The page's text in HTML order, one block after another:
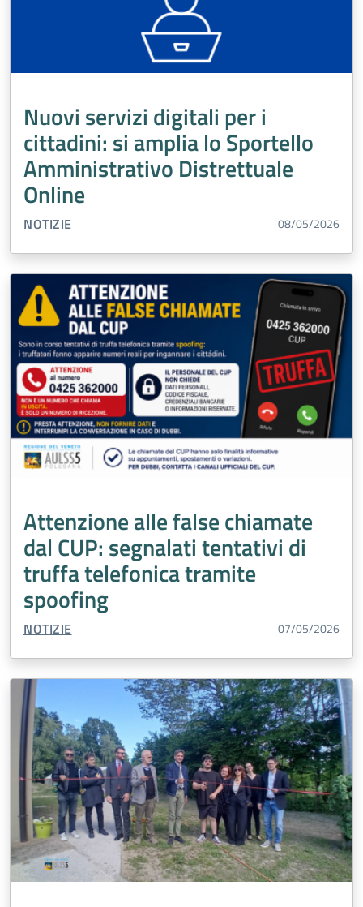
Nuovi servizi digitali per i
cittadini: si amplia lo Sportello
Amministrativo Distrettuale
Online
TIPO CONTENUTO:
NOTIZIE 08/05/2026
Attenzione alle false chiamate
dal CUP: segnalati tentativi di
truffa telefonica tramite
spoofing
TIPO CONTENUTO:
NOTIZIE 07/05/2026